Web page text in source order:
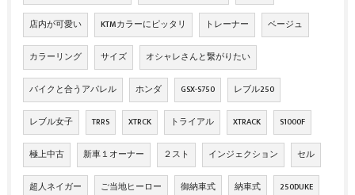
店内が可愛い KTMカラーにピッタリ トレーナー ベージュ
カラーリング サイズ オシャレさんと繋がりたい
バイクと合うアパレル ホンダ GSX-S750 レブル250
レブル女子 TRRS XTRCK トライアル XTRACK S1000F
極上中古 新車１オーナー ２スト インジェクション セル
超人ネイガー ご当地ヒーロー 御納車式 納車式 250DUKE